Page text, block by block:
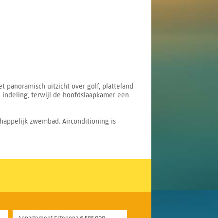
panoramisch uitzicht over golf, platteland
terwijl de hoofdslaapkamer een
zwembad. Airconditioning is